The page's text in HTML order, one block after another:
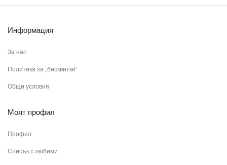
Информация
За нас
Политика за „бисквитки“
Общи условия
Моят профил
Профил
Списък с любими